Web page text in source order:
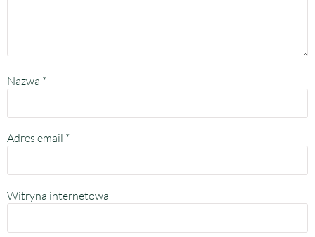
Nazwa *
Adres email *
Witryna internetowa